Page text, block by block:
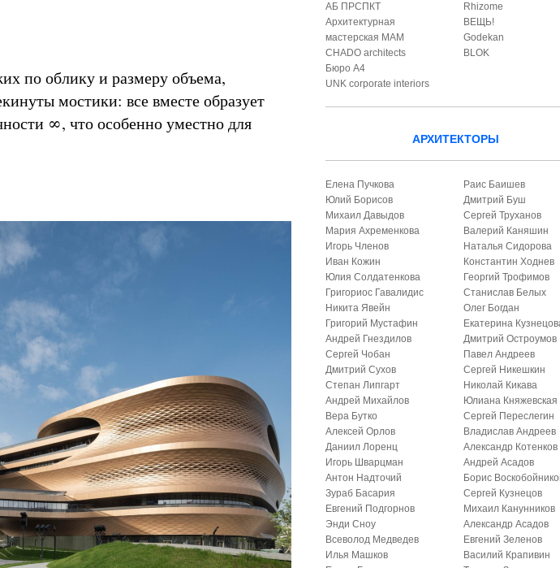
по облику и размеру объема,
мостики: все вместе образует
∞, что особенно уместно для
АБ ПРСПКТ
Архитектурная
мастерская МАМ
CHADO architects
Бюро А4
UNK corporate interiors
Rhizome
ВЕЩЬ!
Godekan
BLOK
АРХИТЕКТОРЫ
Елена Пучкова
Юлий Борисов
Михаил Давыдов
Мария Ахременкова
Игорь Членов
Иван Кожин
Юлия Солдатенкова
Григориос Гавалидис
Никита Явейн
Григорий Мустафин
Андрей Гнездилов
Сергей Чобан
Дмитрий Сухов
Степан Липгарт
Андрей Михайлов
Вера Бутко
Алексей Орлов
Даниил Лоренц
Игорь Шварцман
Антон Надточий
Зураб Басария
Евгений Подгорнов
Энди Сноу
Всеволод Медведев
Илья Машков
Раис Баишев
Дмитрий Буш
Сергей Труханов
Валерий Каняшин
Наталья Сидорова
Константин Ходнев
Георгий Трофимов
Станислав Белых
Олег Богдан
Екатерина
Дмитрий Остроумов
Павел Андреев
Сергей Никешкин
Николай Кикава
Юлиана Княжевская
Сергей Переслегин
Владислав Андреев
Александр Котенков
Андрей Асадов
Борис
Сергей Кузнецов
Михаил Канунников
Александр Асадов
Евгений Зеленов
Василий Крапивин